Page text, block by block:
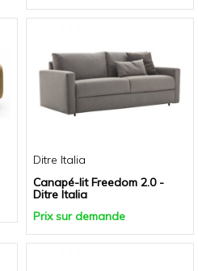
Ditre Italia
Canapé-lit Freedom 2.0 -
Ditre Italia
Prix sur demande